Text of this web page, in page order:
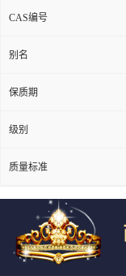
CAS编号
别名
保质期
级别
质量标准